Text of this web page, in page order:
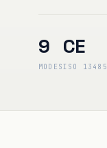
9
MODES
CE
ISO 13485